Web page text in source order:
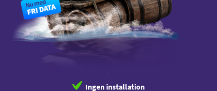
Ingen installation